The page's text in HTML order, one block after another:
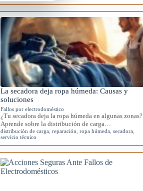
La secadora deja ropa húmeda: Causas y
soluciones
Fallos por electrodoméstico
¿Tu secadora deja la ropa húmeda en algunas zonas?
Aprende sobre la distribución de carga…
distribución de carga ,reparación ,ropa húmeda ,secadora
servicio técnico